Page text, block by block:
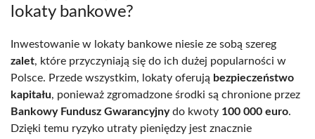
lokaty bankowe?
Inwestowanie w lokaty bankowe niesie ze sobą szereg
zalet, które przyczyniają się do ich dużej popularności w
Polsce. Przede wszystkim, lokaty oferują bezpieczeństwo
kapitału, ponieważ zgromadzone środki są chronione przez
Bankowy Fundusz Gwarancyjnydo kwoty 100 000 euro.
Dzięki temu ryzyko utraty pieniędzy jest znacznie